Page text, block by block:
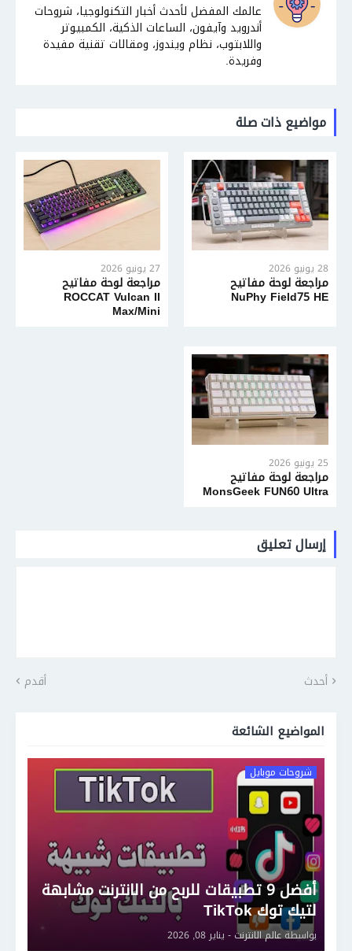
عالمك المفضل لأحدث أخبار التكنولوجيا، شروحات
أندرويد وآيفون، الساعات الذكية، الكمبيوتر
واللابتوب، نظام ويندوز، ومقالات تقنية مفيدة
وفريدة.
مواضيع ذات صلة
28 يونيو 2026
مراجعة لوحة مفاتيح
NuPhy Field75 HE
27 يونيو 2026
مراجعة لوحة مفاتيح
ROCCAT Vulcan II
Max/Mini
25 يونيو 2026
مراجعة لوحة مفاتيح
MonsGeek FUN60 Ultra
إرسال تعليق
أحدث أقدم
المواضيع الشائعة
شروحات موبايل
أفضل 9 تطبيقات للربح من الانترنت مشابهة
لتيك توك TikTok
بواسطةعالم الانترنت - يناير 08, 2026